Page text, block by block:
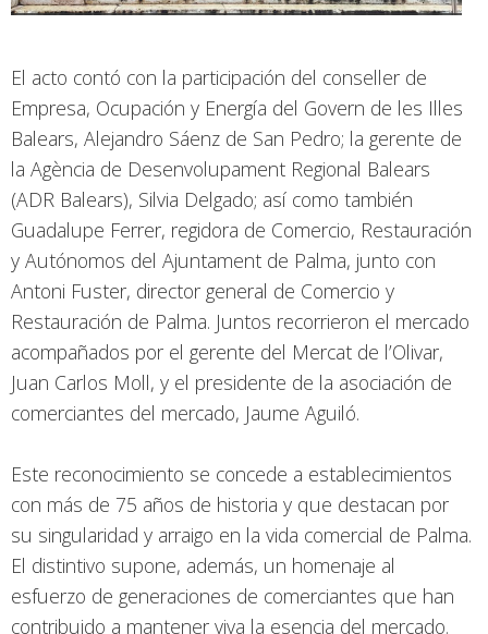
El acto contó con la participación del conseller de
Empresa, Ocupación y Energía del Govern de les Illes
Balears, Alejandro Sáenz de San Pedro; la gerente de
la Agència de Desenvolupament Regional Balears
(ADR Balears), Silvia Delgado; así como también
Guadalupe Ferrer, regidora de Comercio, Restauración
y Autónomos del Ajuntament de Palma, junto con
Antoni Fuster, director general de Comercio y
Restauración de Palma. Juntos recorrieron el mercado
acompañados por el gerente del Mercat de l’Olivar,
Juan Carlos Moll, y el presidente de la asociación de
comerciantes del mercado, Jaume Aguiló.
Este reconocimiento se concede a establecimientos
con más de 75 años de historia y que destacan por
su singularidad y arraigo en la vida comercial de Palma.
El distintivo supone, además, un homenaje al
esfuerzo de generaciones de comerciantes que han
contribuido a mantener viva la esencia del mercado.